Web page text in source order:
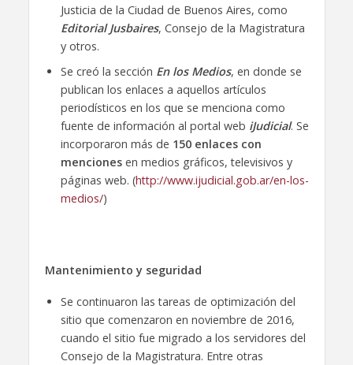
Justicia de la Ciudad de Buenos Aires, como
Editorial Jusbaires, Consejo de la Magistratura
y otros.
Se creó la sección En los Medios, en donde se
publican los enlaces a aquellos artículos
periodísticos en los que se menciona como
fuente de información al portal web iJudicial. Se
incorporaron más de 150 enlaces con
mencionesen medios gráficos, televisivos y
páginas web. (http://www.ijudicial.gob.ar/en-los-
medios/)
Mantenimiento y seguridad
Se continuaron las tareas de optimización del
sitio que comenzaron en noviembre de 2016,
cuando el sitio fue migrado a los servidores del
Consejo de la Magistratura. Entre otras